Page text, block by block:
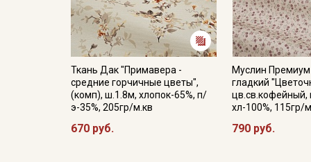
Ткань Дак "Примавера -
средние горчичные цветы",
(комп), ш.1.8м, хлопок-65%, п/
э-35%, 205гр/м.кв
670 руб.
Муслин
гладкий
цв.св.кофейный,
хл-100%, 115гр/
790 руб.